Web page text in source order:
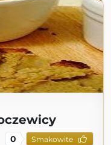
0 Smakowite